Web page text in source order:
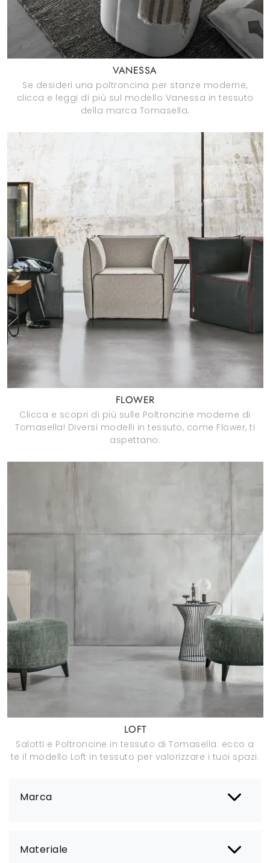
Marca
Materiale
VANESSA
Se desideri una poltroncina per stanze moderne,
clicca e leggi di più sul modello Vanessa in tessuto
della marca Tomasella.
FLOWER
Clicca e scopri di più sulle Poltroncine moderne di
Tomasella! Diversi modelli in tessuto, come Flower, ti
aspettano.
LOFT
Salotti e Poltroncine in tessuto di Tomasella: ecco a
te il modello Loft in tessuto per valorizzare i tuoi spazi.